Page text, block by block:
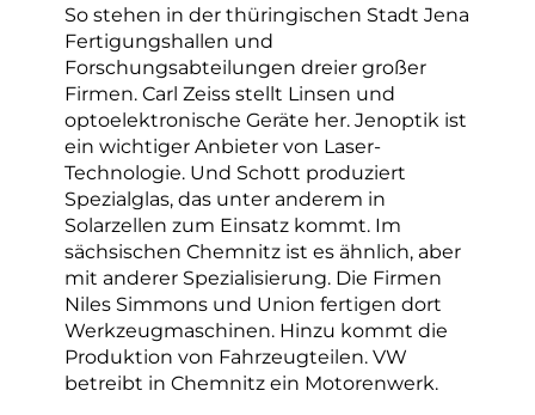
So stehen in der thüringischen Stadt Jena
Fertigungshallen und
Forschungsabteilungen dreier großer
Firmen. Carl Zeiss stellt Linsen und
optoelektronische Geräte her. Jenoptik ist
ein wichtiger Anbieter von Laser-
Technologie. Und Schott produziert
Spezialglas, das unter anderem in
Solarzellen zum Einsatz kommt. Im
sächsischen Chemnitz ist es ähnlich, aber
mit anderer Spezialisierung. Die Firmen
Niles Simmons und Union fertigen dort
Werkzeugmaschinen. Hinzu kommt die
Produktion von Fahrzeugteilen. VW
betreibt in Chemnitz ein Motorenwerk.